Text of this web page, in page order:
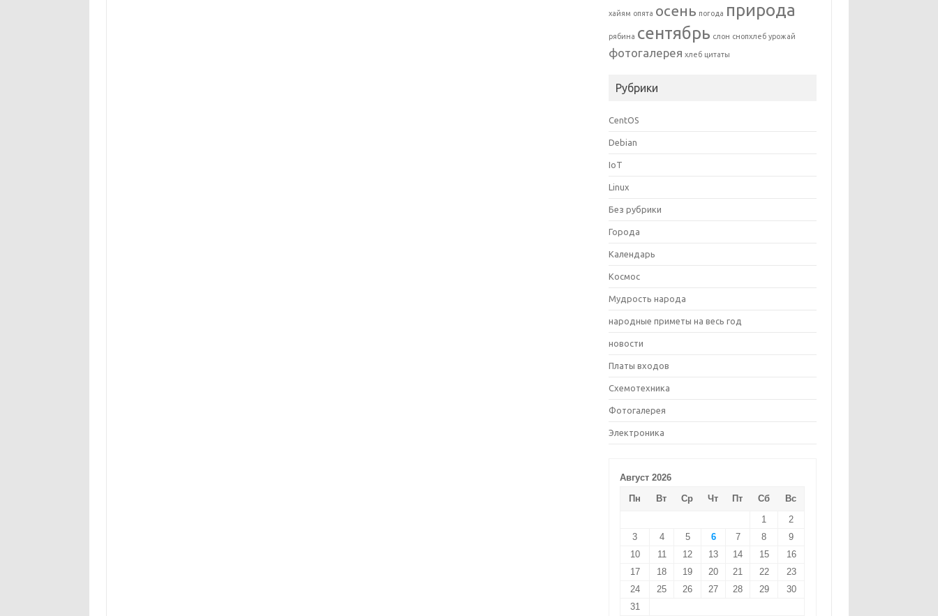
хайям опята осень погода природа
рябина сентябрь слон снопхлеб урожай
фотогалерея хлеб цитаты
Рубрики
CentOS
Debian
IoT
Linux
Без рубрики
Города
Календарь
Космос
Мудрость народа
народные приметы на весь год
новости
Платы входов
Схемотехника
Фотогалерея
Электроника
Август 2026
Пн
Вт Ср Чт Пт Сб
Вс
1
2
3
4 5 6 7 8
9
10
11 12 13 14 15
16
17
18 19 20 21 22
23
24
25 26 27 28 29
30
31